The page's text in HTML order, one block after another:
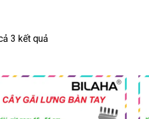
3 kết quả